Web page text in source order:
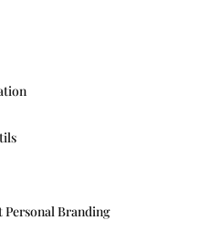
Personal Branding